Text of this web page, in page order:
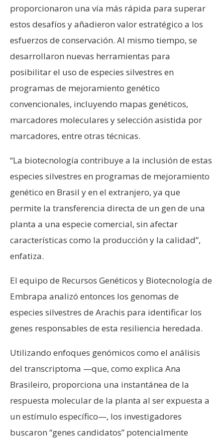
proporcionaron una vía más rápida para superar
estos desafíos y añadieron valor estratégico a los
esfuerzos de conservación. Al mismo tiempo, se
desarrollaron nuevas herramientas para
posibilitar el uso de especies silvestres en
programas de mejoramiento genético
convencionales, incluyendo mapas genéticos,
marcadores moleculares y selección asistida por
marcadores, entre otras técnicas.
“La biotecnología contribuye a la inclusión de estas
especies silvestres en programas de mejoramiento
genético en Brasil y en el extranjero, ya que
permite la transferencia directa de un gen de una
planta a una especie comercial, sin afectar
características como la producción y la calidad”,
enfatiza.
El equipo de Recursos Genéticos y Biotecnología de
Embrapa analizó entonces los genomas de
especies silvestres de Arachis para identificar los
genes responsables de esta resiliencia heredada.
Utilizando enfoques genómicos como el análisis
del transcriptoma —que, como explica Ana
Brasileiro, proporciona una instantánea de la
respuesta molecular de la planta al ser expuesta a
un estímulo específico—, los investigadores
buscaron “genes candidatos” potencialmente